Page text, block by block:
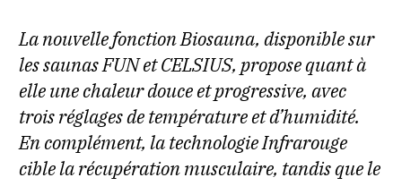
La nouvelle fonction Biosauna, disponible sur
les saunas FUN et CELSIUS, propose quant à
elle une chaleur douce et progressive, avec
trois réglages de température et d’humidité.
En complément, la technologie Infrarouge
cible la récupération musculaire, tandis que le